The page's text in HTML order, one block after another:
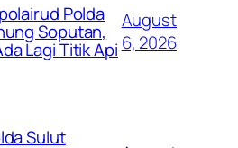
Polda
Soputan,
Lagi Titik Api
August
6, 2026
Sulut